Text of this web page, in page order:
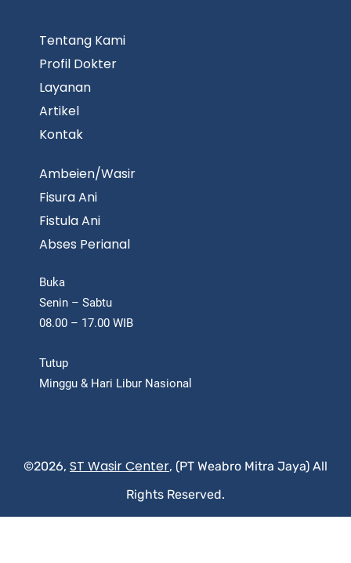
Tentang Kami
Profil Dokter
Layanan
Artikel
Kontak
Ambeien/Wasir
Fisura Ani
Fistula Ani
Abses Perianal
Buka
Senin – Sabtu
08.00 – 17.00 WIB
Tutup
Minggu & Hari Libur Nasional
©2026, ST Wasir Center, (PT Weabro Mitra Jaya) All
Rights Reserved.